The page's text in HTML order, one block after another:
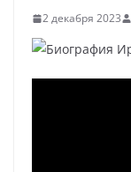
2 декабря 2023